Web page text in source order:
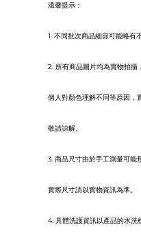
溫馨提示 ：
1. 不同批次商品細節可能略有
2. 所有商品圖片均為實物拍攝
個人對顏色理解不同等原因，
敬請諒解。
3. 商品尺寸由於手工測量可能
實際尺寸請以實物資訊為準。
4. 具體洗護資訊以產品的水洗